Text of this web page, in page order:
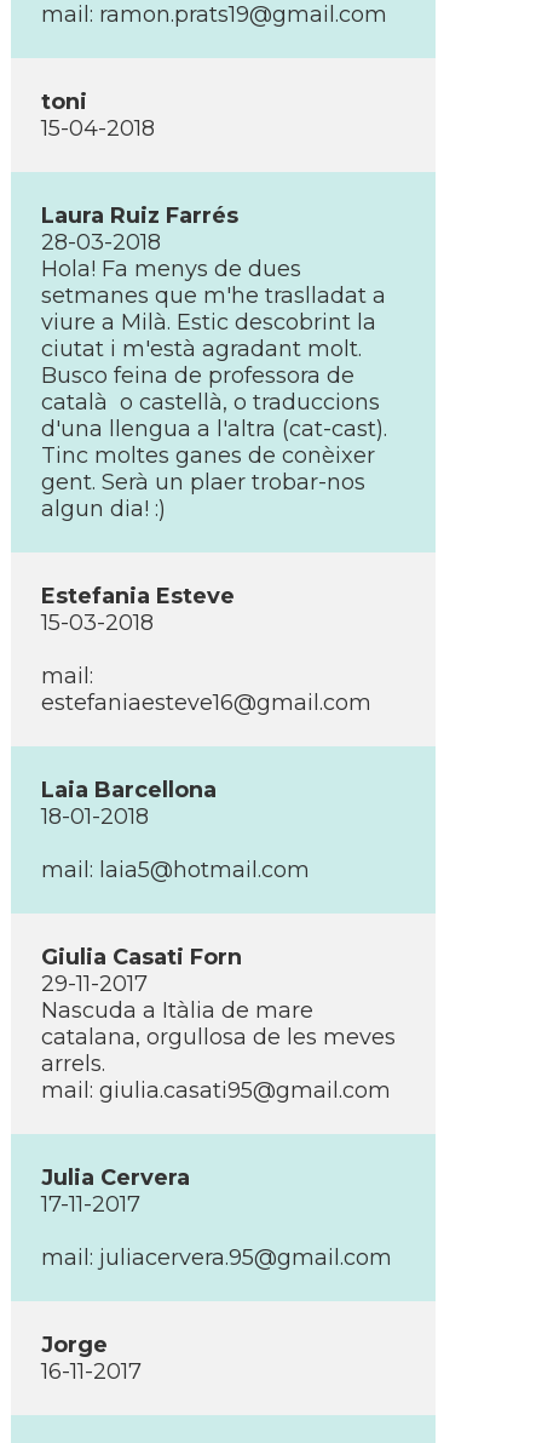
mail: ramon.prats19@gmail.com
toni
15-04-2018
Laura Ruiz Farrés
28-03-2018
Hola! Fa menys de dues
setmanes que m'he traslladat a
viure a Milà. Estic descobrint la
ciutat i m'està agradant molt.
Busco feina de professora de
català o castellà, o traduccions
d'una llengua a l'altra (cat-cast).
Tinc moltes ganes de conèixer
gent. Serà un plaer trobar-nos
algun dia! :)
Estefania Esteve
15-03-2018
mail:
estefaniaesteve16@gmail.com
Laia Barcellona
18-01-2018
mail: laia5@hotmail.com
Giulia Casati Forn
29-11-2017
Nascuda a Itàlia de mare
catalana, orgullosa de les meves
arrels.
mail: giulia.casati95@gmail.com
Julia Cervera
17-11-2017
mail: juliacervera.95@gmail.com
Jorge
16-11-2017